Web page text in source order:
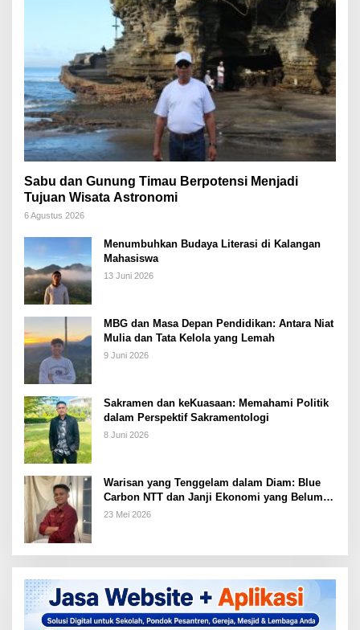
Sabu dan Gunung Timau Berpotensi Menjadi
Tujuan Wisata Astronomi
6 Agustus 2026
Menumbuhkan Budaya Literasi di Kalangan
Mahasiswa
13 Juni 2026
MBG dan Masa Depan Pendidikan: Antara Niat
Mulia dan Tata Kelola yang Lemah
9 Juni 2026
Sakramen dan keKuasaan: Memahami Politik
dalam Perspektif Sakramentologi
8 Juni 2026
Warisan yang Tenggelam dalam Diam: Blue
Carbon NTT dan Janji Ekonomi yang Belum
Ditunaikan
23 Mei 2026